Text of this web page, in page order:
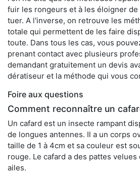
fuir les rongeurs et à les éloigner de
tuer. A l'inverse, on retrouve les
totale qui permettent de les faire
toute. Dans tous les cas, vous
prenant contact avec plusieurs
demandant gratuitement un devis
dératiseur et la méthode qui vous
Foire aux questions
Comment reconnaître un
Un cafard est un insecte rampant
de longues antennes. Il a un corps
taille de 1 à 4cm et sa couleur est
rouge. Le cafard a des pattes
ailes.